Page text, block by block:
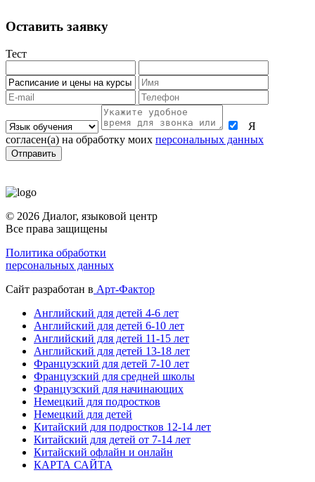
Оставить заявку
Тест
Я
согласен(а) на обработку моих персональных данных
© 2026 Диалог, языковой центр
Все права защищены
Политика обработки
персональных данных
Сайт разработан в Арт-Фактор
Английский для детей 4-6 лет
Английский для детей 6-10 лет
Английский для детей 11-15 лет
Английский для детей 13-18 лет
Французский для детей 7-10 лет
Французский для средней школы
Французский для начинающих
Немецкий для подростков
Немецкий для детей
Китайский для подростков 12-14 лет
Китайский для детей от 7-14 лет
Китайский офлайн и онлайн
КАРТА САЙТА